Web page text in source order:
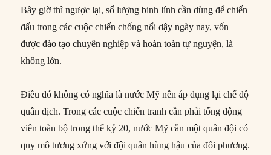
Bây giờ thì ngược lại, số lượng binh lính cần dùng để chiến
đấu trong các cuộc chiến chống nổi dậy ngày nay, vốn
được đào tạo chuyên nghiệp và hoàn toàn tự nguyện, là
không lớn.
Điều đó không có nghĩa là nước Mỹ nên áp dụng lại chế độ
quân dịch. Trong các cuộc chiến tranh cần phải tổng động
viên toàn bộ trong thế kỷ 20, nước Mỹ cần một quân đội có
quy mô tương xứng với đội quân hùng hậu của đối phương.